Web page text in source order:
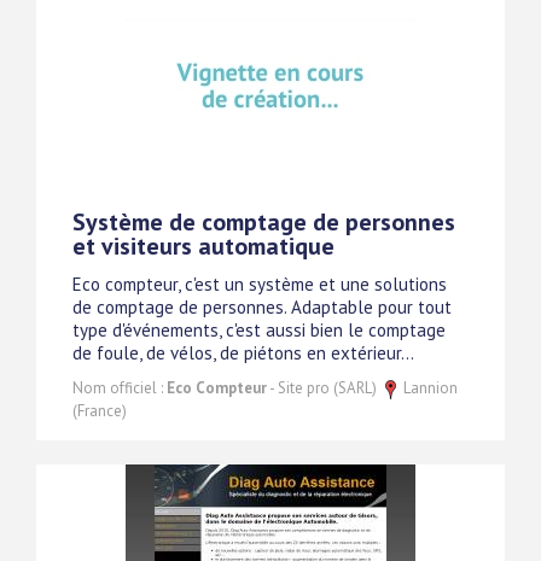
Système de comptage de personnes
et visiteurs automatique
Eco compteur, c'est un système et une solutions
de comptage de personnes. Adaptable pour tout
type d'événements, c'est aussi bien le comptage
de foule, de vélos, de piétons en extérieur...
Nom officiel : Eco Compteur- Site pro (SARL)
Lannion
(France)